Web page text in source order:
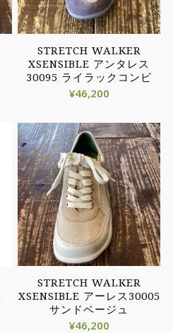
STRETCH WALKER
XSENSIBLE アンタレス
30095 ライラックコンビ
¥46,200
STRETCH WALKER
XSENSIBLE アーレス30005
サンドベージュ
¥46,200